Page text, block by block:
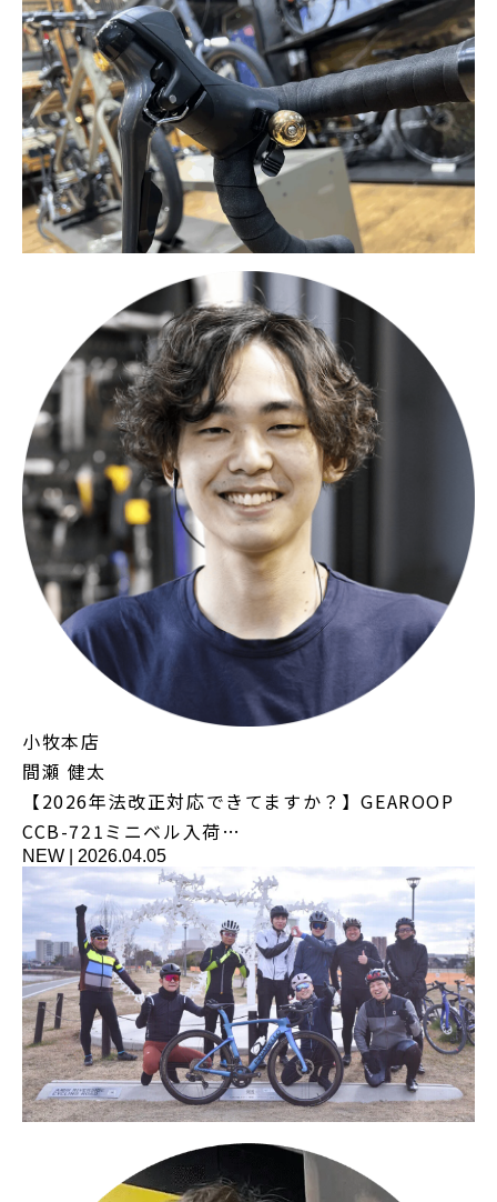
小牧本店
間瀬 健太
【2026年法改正対応できてますか？】GEAROOP
CCB-721ミニベル入荷…
NEW 2026.04.05